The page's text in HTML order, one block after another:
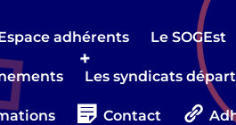
adhérents Le SOGEst
Les syndicats
Contact